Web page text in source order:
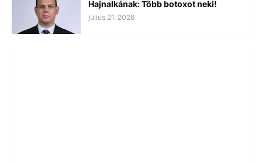
Hajnalkának: Több botoxot neki!
július 21, 2026